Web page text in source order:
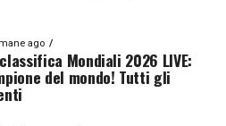
ago
Mondiali 2026 LIVE:
del mondo! Tutti gli